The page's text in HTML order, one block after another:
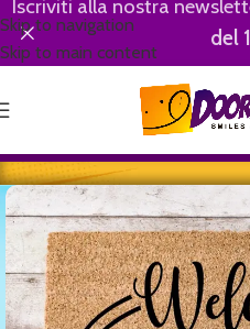
Skip to navigation
Skip to main content
Iscriviti alla nostra
del